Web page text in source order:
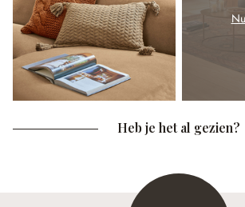
Heb je het al gezien?